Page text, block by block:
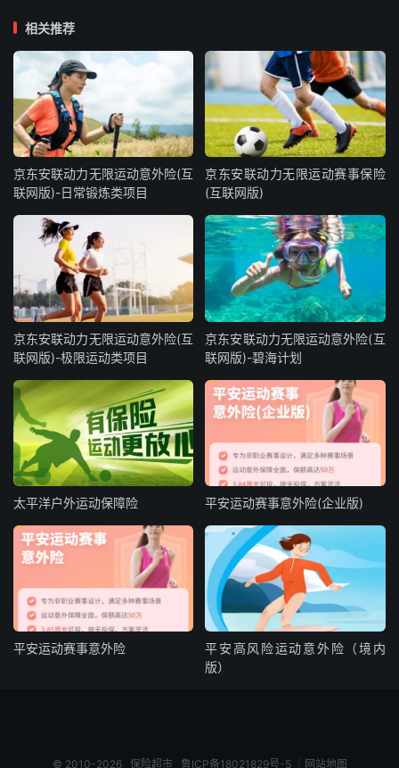
相关推荐
京东安联动力无限运动意外险(互
联网版)-日常锻炼类项目
京东安联动力无限运动赛事保险
(互联网版)
京东安联动力无限运动意外险(互
联网版)-极限运动类项目
京东安联动力无限运动意外险(互
联网版)-碧海计划
太平洋户外运动保障险 平安运动赛事意外险(企业版)
平安运动赛事意外险
平安高风险运动意外险（境内
版）
© 2010-2026 保险超市 鲁ICP备18021829号-5┊ 网站地图